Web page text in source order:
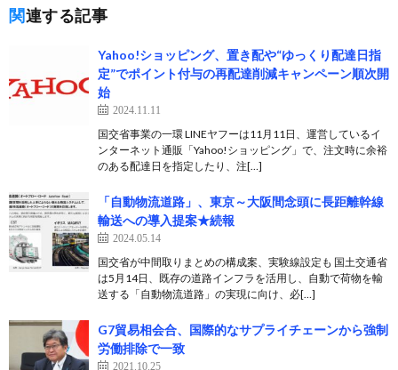
関連する記事
Yahoo!ショッピング、置き配や“ゆっくり配達日指
定”でポイント付与の再配達削減キャンペーン順次開
始
2024.11.11
国交省事業の一環 LINEヤフーは11月11日、運営しているイ
ンターネット通販「Yahoo!ショッピング」で、注文時に余裕
のある配達日を指定したり、注[…]
「自動物流道路」、東京～大阪間念頭に長距離幹線
輸送への導入提案★続報
2024.05.14
国交省が中間取りまとめの構成案、実験線設定も 国土交通省
は5月14日、既存の道路インフラを活用し、自動で荷物を輸
送する「自動物流道路」の実現に向け、必[…]
G7貿易相会合、国際的なサプライチェーンから強制
労働排除で一致
2021.10.25